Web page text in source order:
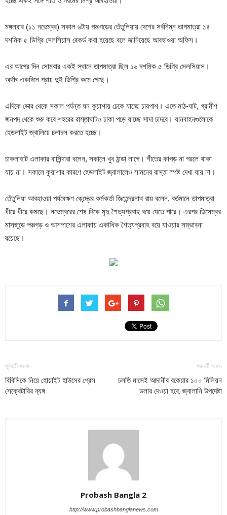
মঙ্গলবার (১১ নভেম্বর) সকাল ৬টায় পঞ্চগড়ের তেঁতুলিয়ায় দেশের সর্বনিম্ন তাপমাত্রা ১৪
দশমিক ৫ ডিগ্রি সেলসিয়াস রেকর্ড করা হয়েছে বলে জানিয়েছে আবহাওয়া অফিস।
এর আগের দিন সোমবার একই স্থানে তাপমাত্রা ছিল ১৬ দশমিক ৫ ডিগ্রি সেলসিয়াস।
অর্থাৎ একদিনে প্রায় দুই ডিগ্রি কমে গেছে।
এদিকে ভোর থেকে সকাল পর্যন্ত ঘন কুয়াশায় ঢেকে যাচ্ছে চারপাশ। এতে মাঠ-ঘাট, গ্রামীণ
জনপদ থেকে শুরু করে শহরের রাস্তাঘাটও ঢাকা পড়ে যাচ্ছে সাদা চাদরে। যানবাহনগুলোকে
হেডলাইট জ্বালিয়ে চলাচল করতে হচ্ছে।
চাকলাহাট এলাকার বাসিন্দারা বলেন, সকালে খুব ঠান্ডা লাগে। শীতের কাপড় না পরলে থাকা
যায় না। সকালে কুয়াশার কারণে হেডলাইট জ্বালালেও সামনের রাস্তা স্পষ্ট দেখা যায় না।
তেঁতুলিয়া আবহাওয়া পর্যবেক্ষণ কেন্দ্রের কর্মকর্তা জিতেন্দ্রনাথ রায় বলেন, বর্তমানে তাপমাত্রা
ধীরে ধীরে কমছে। নভেম্বরের শেষ দিকে মৃদু শৈত্যপ্রবাহ বয়ে যেতে পারে। এরপর ডিসেম্বর
মাসজুড়ে পঞ্চগড় ও আশপাশের এলাকায় একাধিক শৈত্যপ্রবাহ বয়ে যাওয়ার সম্ভাবনা
রয়েছে।
পূর্ববর্তী সংবাদ
বিবিসিকে নিয়ে হোয়াইট হাউসের প্রেস
সেক্রেটারির ব্যঙ্গ
পরবর্তী সংবাদ
চলতি মাসেই আদানীর বকেয়ার ১০০ মিলিয়ন
ডলার দেওয়া হবে: জ্বালানি উপদেষ্টা
Probash Bangla 2
http://www.probashbanglanews.com